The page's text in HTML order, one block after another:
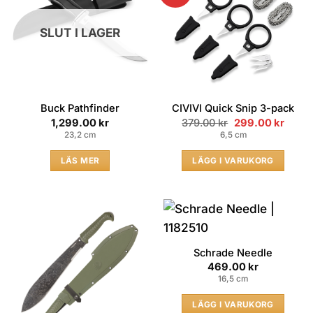
SLUT I LAGER
Buck Pathfinder
1,299.00 kr
23,2 cm
LÄS MER
CIVIVI Quick Snip 3-pack
379.00kr Original
price
was:
379.00 kr.
299.00 kr
6,5 cm
LÄGG I VARUKORG
Schrade Needle
469.00 kr
16,5 cm
LÄGG I VARUKORG